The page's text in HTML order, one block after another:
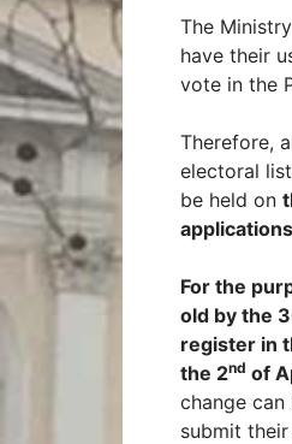
The
have their
vote in the
Therefore,
electoral
be held on
For the
old by the
register in
the 2nd of
change
submit